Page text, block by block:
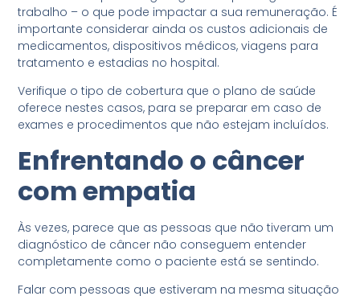
trabalho – o que pode impactar a sua remuneração. É
importante considerar ainda os custos adicionais de
medicamentos, dispositivos médicos, viagens para
tratamento e estadias no hospital.
Verifique o tipo de cobertura que o plano de saúde
oferece nestes casos, para se preparar em caso de
exames e procedimentos que não estejam incluídos.
Enfrentando o câncer
com empatia
Às vezes, parece que as pessoas que não tiveram um
diagnóstico de câncer não conseguem entender
completamente como o paciente está se sentindo.
Falar com pessoas que estiveram na mesma situação